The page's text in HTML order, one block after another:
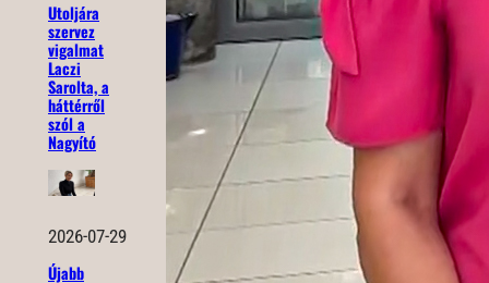
Utoljára
szervez
vigalmat
Laczi
Sarolta, a
háttérről
szól a
Nagyító
2026-07-29
Újabb